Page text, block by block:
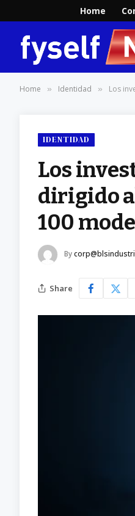
Home
Home » Identidad » Los
IDENTIDAD
Los
dirigido
100
By
Share